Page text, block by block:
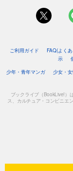
ご利用ガイド FAQ(よく
示
少年・青年マンガ
少女・
ブックライブ（BookLive!）
ス、カルチュア・コンビニエ